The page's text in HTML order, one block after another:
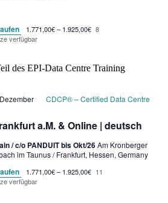
1.771,00€ – 1.925,00€ 8
verfügbar
a.M. & Online | deutsch
CDCP® – Certified Data Centre
/ c/o PANDUIT bis Okt/26Am Kronberger
im Taunus / Frankfurt, Hessen, Germany
1.771,00€ – 1.925,00€ 11
verfügbar